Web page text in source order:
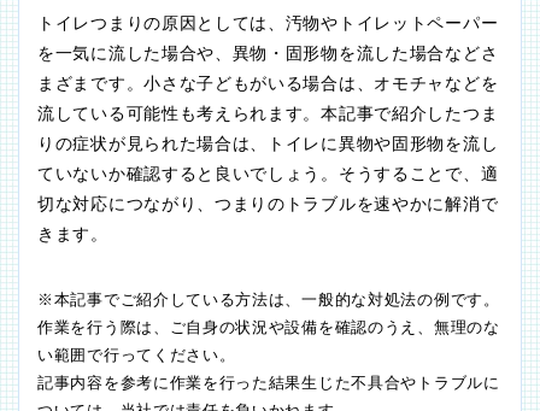
トイレつまりの原因としては、汚物やトイレットペーパー
を一気に流した場合や、異物・固形物を流した場合などさ
まざまです。小さな子どもがいる場合は、オモチャなどを
流している可能性も考えられます。本記事で紹介したつま
りの症状が見られた場合は、トイレに異物や固形物を流し
ていないか確認すると良いでしょう。そうすることで、適
切な対応につながり、つまりのトラブルを速やかに解消で
きます。
※本記事でご紹介している方法は、一般的な対処法の例です。
作業を行う際は、ご自身の状況や設備を確認のうえ、無理のな
い範囲で行ってください。
記事内容を参考に作業を行った結果生じた不具合やトラブルに